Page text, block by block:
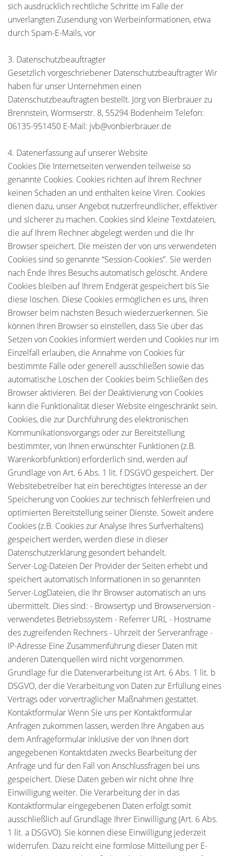
sich ausdrücklich rechtliche Schritte im Falle der
unverlangten Zusendung von Werbeinformationen, etwa
durch Spam-E-Mails, vor
3. Datenschutzbeauftragter
Gesetzlich vorgeschriebener Datenschutzbeauftragter Wir
haben für unser Unternehmen einen
Datenschutzbeauftragten bestellt. Jörg von Bierbrauer zu
Brennstein, Wormserstr. 8, 55294 Bodenheim Telefon:
06135-951450 E-Mail: jvb@vonbierbrauer.de
4. Datenerfassung auf unserer Website
Cookies Die Internetseiten verwenden teilweise so
genannte Cookies. Cookies richten auf Ihrem Rechner
keinen Schaden an und enthalten keine Viren. Cookies
dienen dazu, unser Angebot nutzerfreundlicher, effektiver
und sicherer zu machen. Cookies sind kleine Textdateien,
die auf Ihrem Rechner abgelegt werden und die Ihr
Browser speichert. Die meisten der von uns verwendeten
Cookies sind so genannte “Session-Cookies”. Sie werden
nach Ende Ihres Besuchs automatisch gelöscht. Andere
Cookies bleiben auf Ihrem Endgerät gespeichert bis Sie
diese löschen. Diese Cookies ermöglichen es uns, Ihren
Browser beim nächsten Besuch wiederzuerkennen. Sie
können Ihren Browser so einstellen, dass Sie über das
Setzen von Cookies informiert werden und Cookies nur im
Einzelfall erlauben, die Annahme von Cookies für
bestimmte Fälle oder generell ausschließen sowie das
automatische Löschen der Cookies beim Schließen des
Browser aktivieren. Bei der Deaktivierung von Cookies
kann die Funktionalität dieser Website eingeschränkt sein.
Cookies, die zur Durchführung des elektronischen
Kommunikationsvorgangs oder zur Bereitstellung
bestimmter, von Ihnen erwünschter Funktionen (z.B.
Warenkorbfunktion) erforderlich sind, werden auf
Grundlage von Art. 6 Abs. 1 lit. f DSGVO gespeichert. Der
Websitebetreiber hat ein berechtigtes Interesse an der
Speicherung von Cookies zur technisch fehlerfreien und
optimierten Bereitstellung seiner Dienste. Soweit andere
Cookies (z.B. Cookies zur Analyse Ihres Surfverhaltens)
gespeichert werden, werden diese in dieser
Datenschutzerklärung gesondert behandelt.
Server-Log-Dateien Der Provider der Seiten erhebt und
speichert automatisch Informationen in so genannten
Server-LogDateien, die Ihr Browser automatisch an uns
übermittelt. Dies sind: - Browsertyp und Browserversion -
verwendetes Betriebssystem - Referrer URL - Hostname
des zugreifenden Rechners - Uhrzeit der Serveranfrage -
IP-Adresse Eine Zusammenführung dieser Daten mit
anderen Datenquellen wird nicht vorgenommen.
Grundlage für die Datenverarbeitung ist Art. 6 Abs. 1 lit. b
DSGVO, der die Verarbeitung von Daten zur Erfüllung eines
Vertrags oder vorvertraglicher Maßnahmen gestattet.
Kontaktformular Wenn Sie uns per Kontaktformular
Anfragen zukommen lassen, werden Ihre Angaben aus
dem Anfrageformular inklusive der von Ihnen dort
angegebenen Kontaktdaten zwecks Bearbeitung der
Anfrage und für den Fall von Anschlussfragen bei uns
gespeichert. Diese Daten geben wir nicht ohne Ihre
Einwilligung weiter. Die Verarbeitung der in das
Kontaktformular eingegebenen Daten erfolgt somit
ausschließlich auf Grundlage Ihrer Einwilligung (Art. 6 Abs.
1 lit. a DSGVO). Sie können diese Einwilligung jederzeit
widerrufen. Dazu reicht eine formlose Mitteilung per E-